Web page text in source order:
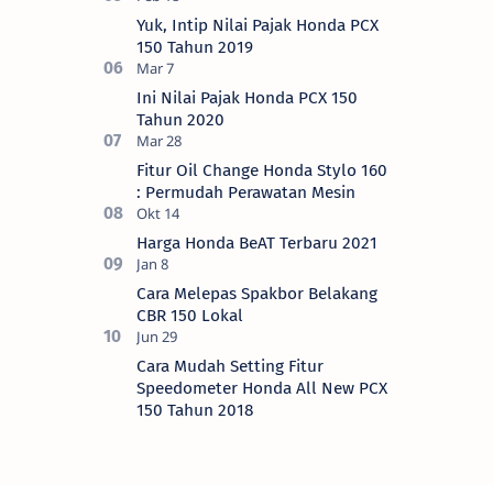
Yuk, Intip Nilai Pajak Honda PCX
150 Tahun 2019
Ini Nilai Pajak Honda PCX 150
Tahun 2020
Fitur Oil Change Honda Stylo 160
: Permudah Perawatan Mesin
Harga Honda BeAT Terbaru 2021
Cara Melepas Spakbor Belakang
CBR 150 Lokal
Cara Mudah Setting Fitur
Speedometer Honda All New PCX
150 Tahun 2018